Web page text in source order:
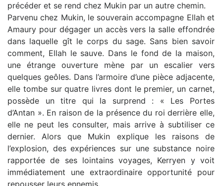
précéder et se rend chez Mukin par un autre chemin.
Parvenu chez Mukin, le souverain accompagne Ellah et
Amaury pour dégager un accès vers la salle effondrée
dans laquelle gît le corps du sage. Sans bien savoir
comment, Ellah le sauve. Dans le fond de la maison,
une étrange ouverture mène par un escalier vers
quelques geôles. Dans l’armoire d’une pièce adjacente,
elle tombe sur quatre livres dont le premier, un carnet,
possède un titre qui la surprend : « Les Portes
d’Antan ». En raison de la présence du roi derrière elle,
elle ne peut les consulter, mais arrive à subtiliser ce
dernier. Alors que Mukin explique les raisons de
l’explosion, des expériences sur une substance noire
rapportée de ses lointains voyages, Kerryen y voit
immédiatement une extraordinaire opportunité pour
repousser leurs ennemis.